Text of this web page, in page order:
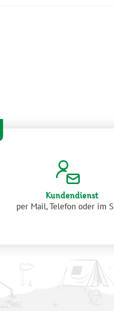
Kundendienst
per Mail, Telefon oder im